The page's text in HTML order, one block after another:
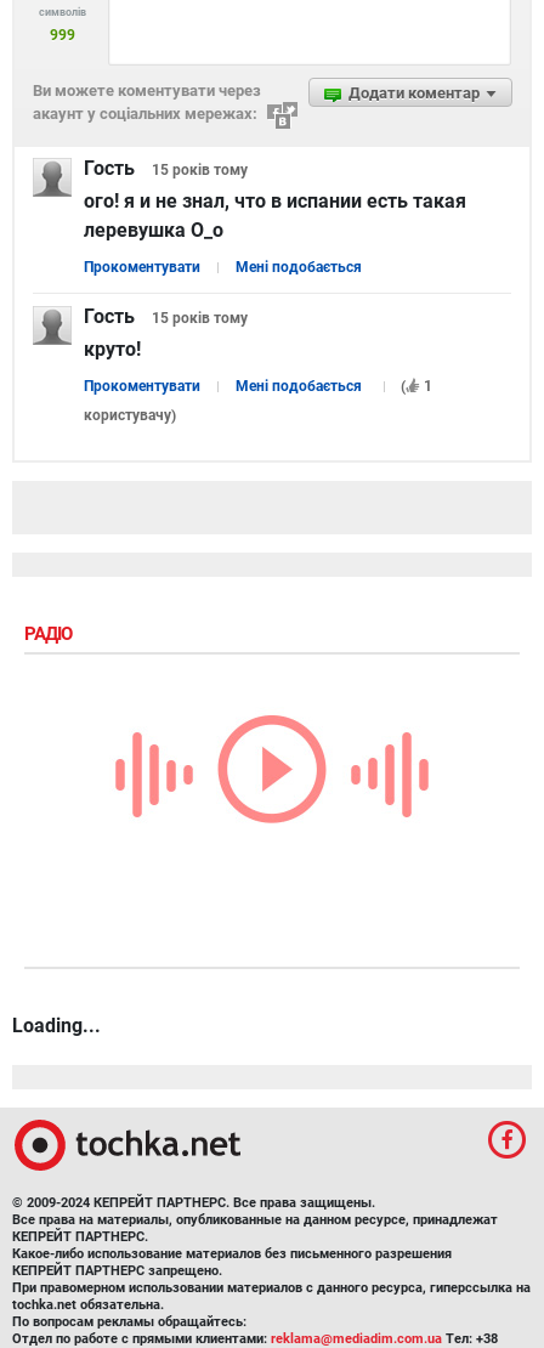
символів
999
Додати коментар
Ви можете коментувати через
акаунт у соціальних мережах:
Гость 15 років тому
ого! я и не знал, что в испании есть такая
леревушка О_о
Прокоментувати Мені подобається
Гость 15 років тому
круто!
Прокоментувати Мені подобається (
1
користувачу)
РАДІО
Loading...
© 2009-2024 КЕПРЕЙТ ПАРТНЕРС. Все права защищены.
Все права на материалы, опубликованные на данном ресурсе, принадлежат
КЕПРЕЙТ ПАРТНЕРС.
Какое-либо использование материалов без письменного разрешения
КЕПРЕЙТ ПАРТНЕРС запрещено.
При правомерном использовании материалов с данного ресурса, гиперссылка на
tochka.net обязательна.
По вопросам рекламы обращайтесь:
Отдел по работе с прямыми клиентами: reklama@mediadim.com.ua Тел: +38